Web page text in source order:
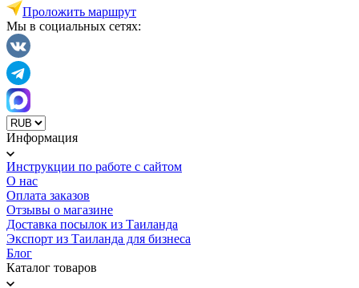
Проложить маршрут
Мы в социальных сетях:
Информация
Инструкции по работе с сайтом
О нас
Оплата заказов
Отзывы о магазине
Доставка посылок из Таиланда
Экспорт из Таиланда для бизнеса
Блог
Каталог товаров